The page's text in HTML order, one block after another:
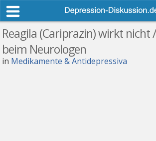
Reagila (Cariprazin) wirkt nicht
beim Neurologen
in Medikamente & Antidepressiva